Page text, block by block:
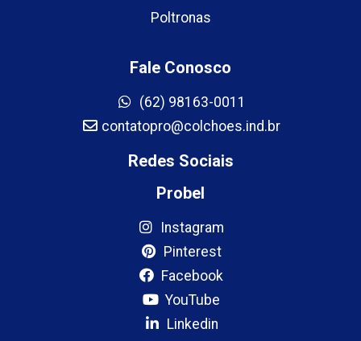
Poltronas
Fale Conosco
(62) 98163-0011
contatopro@colchoes.ind.br
Redes Sociais
Probel
Instagram
Pinterest
Facebook
YouTube
Linkedin